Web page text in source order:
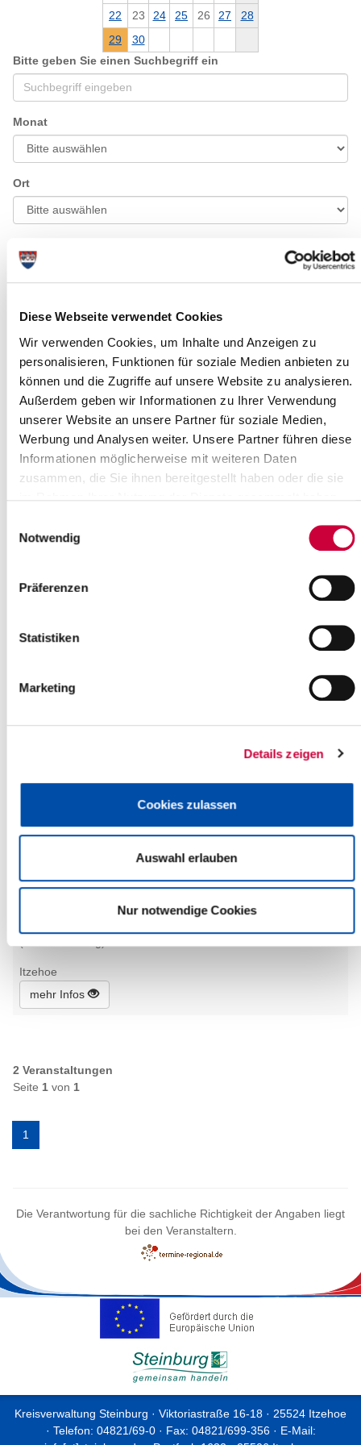
Diese Webseite verwendet Cookies
Wir verwenden Cookies, um Inhalte und Anzeigen zu
personalisieren, Funktionen für soziale Medien anbieten zu
können und die Zugriffe auf unsere Website zu analysieren.
Außerdem geben wir Informationen zu Ihrer Verwendung
unserer Website an unsere Partner für soziale Medien,
Werbung und Analysen weiter. Unsere Partner führen diese
Informationen möglicherweise mit weiteren Daten
zusammen, die Sie ihnen bereitgestellt haben oder die sie
Notwendig
Präferenzen
Statistiken
Marketing
Details zeigen
Cookies zulassen
Auswahl erlauben
Nur notwendige Cookies
22
23 24 25 26 27
28
29
30
Bitte geben Sie einen Suchbegriff ein
Monat
Ort
Sie haben Veranstaltungen nach den folgenden Kriterien gefiltert:
Tag:Montag, 29.09.2025
Gefundene Veranstaltungen :2
Seite1von1
1
(Ev.-Luth. Kirchengemeinde Wilster)
Montag, 29.09.2025
Itzehoe
mehr Infos
2 Veranstaltungen
Seite 1 von 1
1
Die Verantwortung für die sachliche Richtigkeit der Angaben liegt
bei den Veranstaltern.
Kreisverwaltung Steinburg · Viktoriastraße 16-18 · 25524 Itzehoe
· Telefon: 04821/69-0 · Fax: 04821/699-356 · E-Mail: